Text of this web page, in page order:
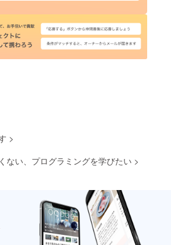
>
ない、プログラミングを学びたい >